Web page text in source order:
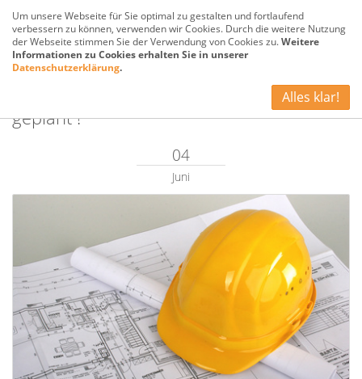
Über 100 neue Wohnungen in Norddeich
geplant !
04
Juni
Um unsere Webseite für Sie optimal zu gestalten und fortlaufend
verbessern zu können, verwenden wir Cookies. Durch die weitere Nutzung
der Webseite stimmen Sie der Verwendung von Cookies zu.Weitere
Informationen zu Cookies erhalten Sie in unserer
Datenschutzerklärung.
Alles klar!